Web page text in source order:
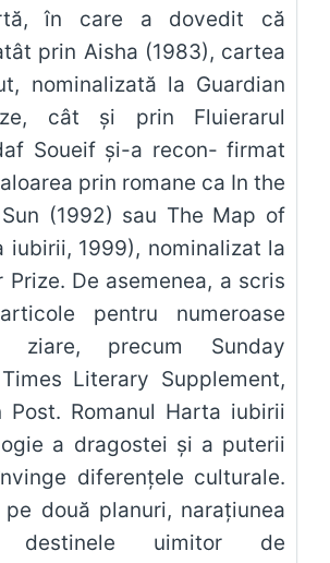
în care a dovedit că
prin Aisha (1983), cartea
nominalizată la Guardian
cât şi prin Fluierarul
Soueif şi-a recon- firmat
prin romane ca In the
(1992) sau The Map of
iubirii, 1999), nominalizat la
Prize. De asemenea, a scris
pentru numeroase
ziare, precum Sunday
Literary Supplement,
Post. Romanul Harta iubirii
a dragostei şi a puterii
diferenţele culturale.
două planuri, naraţiunea
destinele uimitor de